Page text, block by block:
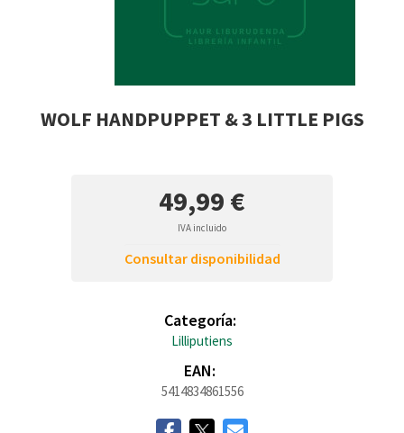
WOLF HANDPUPPET & 3 LITTLE PIGS
49,99 €
IVA incluido
Consultar disponibilidad
Categoría:
Lilliputiens
EAN:
5414834861556